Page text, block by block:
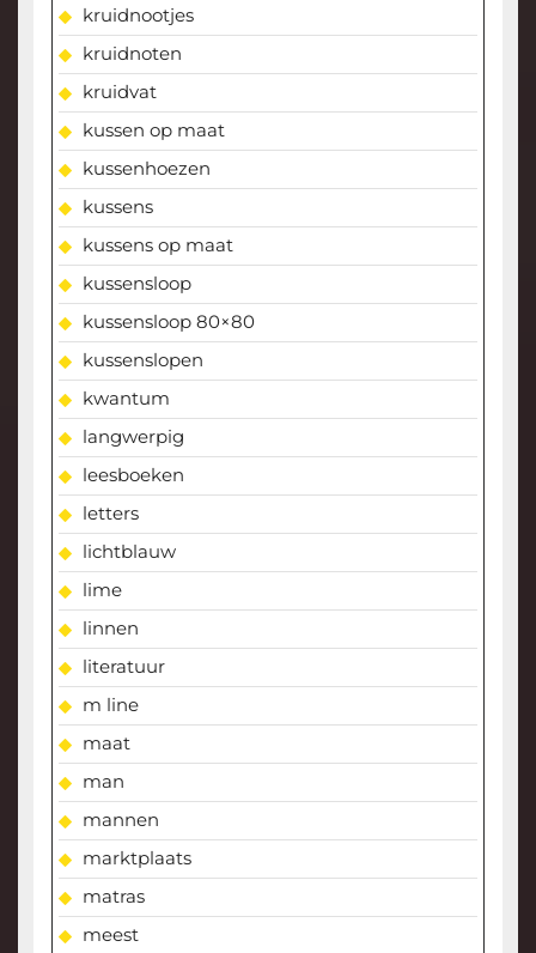
kruidnootjes
kruidnoten
kruidvat
kussen op maat
kussenhoezen
kussens
kussens op maat
kussensloop
kussensloop 80×80
kussenslopen
kwantum
langwerpig
leesboeken
letters
lichtblauw
lime
linnen
literatuur
m line
maat
man
mannen
marktplaats
matras
meest